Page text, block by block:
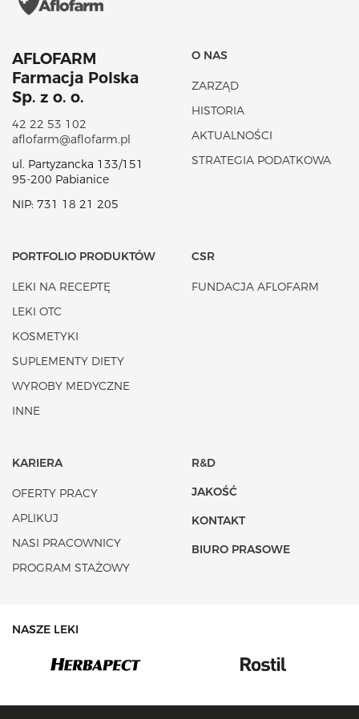
AFLOFARM
Farmacja Polska
Sp. z o. o.
42 22 53 102
aflofarm@aflofarm.pl
ul. Partyzancka 133/151
95-200 Pabianice
NIP: 731 18 21 205
O NAS
ZARZĄD
HISTORIA
AKTUALNOŚCI
STRATEGIA PODATKOWA
PORTFOLIO PRODUKTÓW
LEKI NA RECEPTĘ
LEKI OTC
KOSMETYKI
SUPLEMENTY DIETY
WYROBY MEDYCZNE
INNE
CSR
FUNDACJA AFLOFARM
KARIERA
OFERTY PRACY
APLIKUJ
NASI PRACOWNICY
PROGRAM STAŻOWY
R&D
JAKOŚĆ
KONTAKT
BIURO PRASOWE
NASZE LEKI